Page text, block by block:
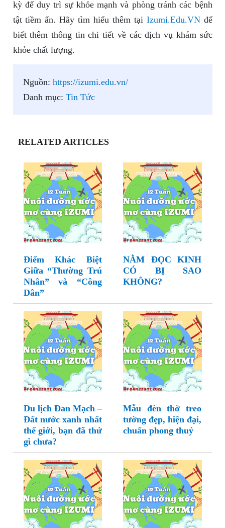
kỳ để duy trì sự khỏe mạnh và phòng tránh các bệnh
tật tiềm ẩn. Hãy tìm hiểu thêm tại Izumi.Edu.VNđể
biết thêm thông tin chi tiết về các dịch vụ khám sức
khỏe chất lượng.
Nguồn: https://izumi.edu.vn/
Danh mục: Tin Tức
RELATED ARTICLES
Điểm Khác Biệt
Giữa “Thường Trú
Nhân” và “Công
Dân”
NẰM ĐỌC KINH
CÓ BỊ SAO
KHÔNG?
Du lịch Đan Mạch –
Đất nước xanh nhất
thế giới, bạn đã thử
gì chưa?
Mẫu đèn thờ treo
tường đẹp, hiện đại,
chuẩn phong thuỷ